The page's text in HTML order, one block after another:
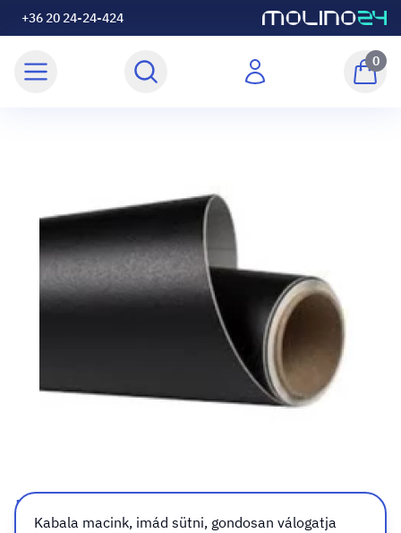
+36 20 24-24-424
0
Kréta tábla fólia
Kabala macink, imád sütni, gondosan válogatja